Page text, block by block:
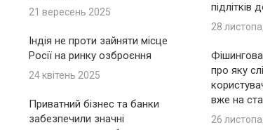
21 вересень 2025
Індія не проти зайняти місце
Росії на ринку озброєння
24 квітень 2025
Приватний бізнес та банки
забезпечили значні
підлітків
28
про яку
вже на
26